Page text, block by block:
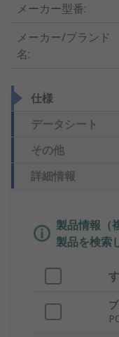
メーカー型番:
メーカー/ブランド
名:
仕様
データシート
その他
詳細情報
製品情報（
製品を検索